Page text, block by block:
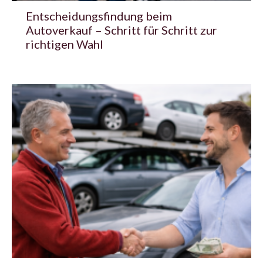
Entscheidungsfindung beim
Autoverkauf – Schritt für Schritt zur
richtigen Wahl